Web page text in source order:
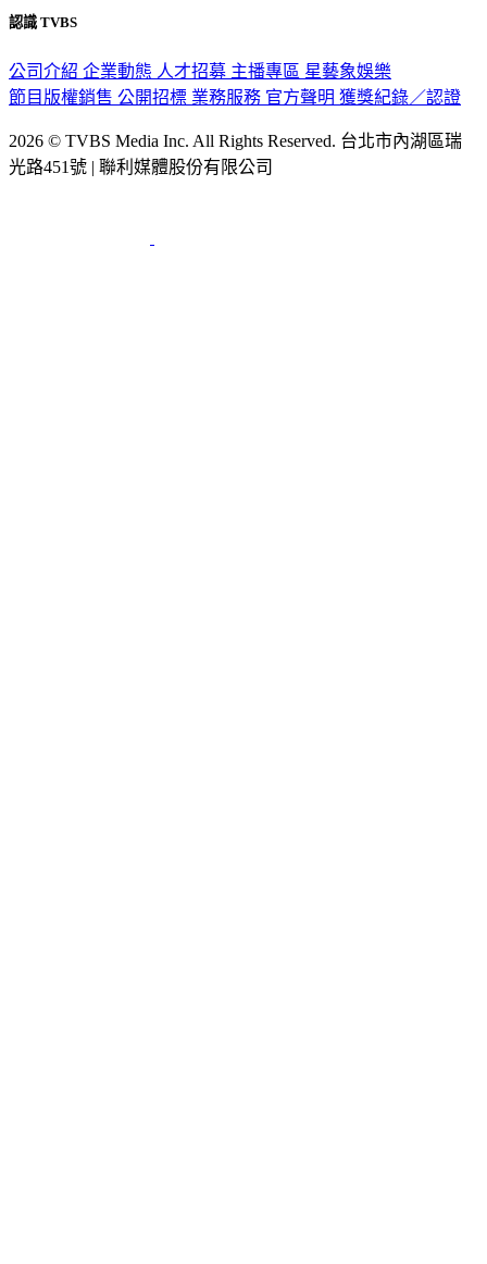
認識 TVBS
公司介紹 企業動態 人才招募 主播專區 星藝象娛樂
節目版權銷售 公開招標 業務服務 官方聲明 獲獎紀錄／認證
2026 © TVBS Media Inc. All Rights Reserved. 台北市內湖區瑞
光路451號 | 聯利媒體股份有限公司